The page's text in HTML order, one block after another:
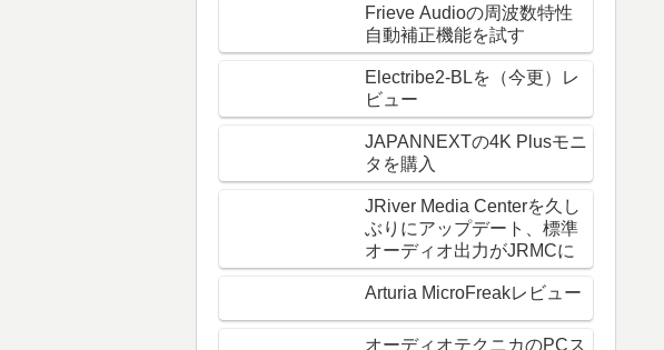
Frieve Audioの周波数特性
自動補正機能を試す
Electribe2-BLを（今更）レ
ビュー
JAPANNEXTの4K Plusモニ
タを購入
JRiver Media Centerを久し
ぶりにアップデート、標準
オーディオ出力がJRMCに
Arturia MicroFreakレビュー
オーディオテクニカのPCス